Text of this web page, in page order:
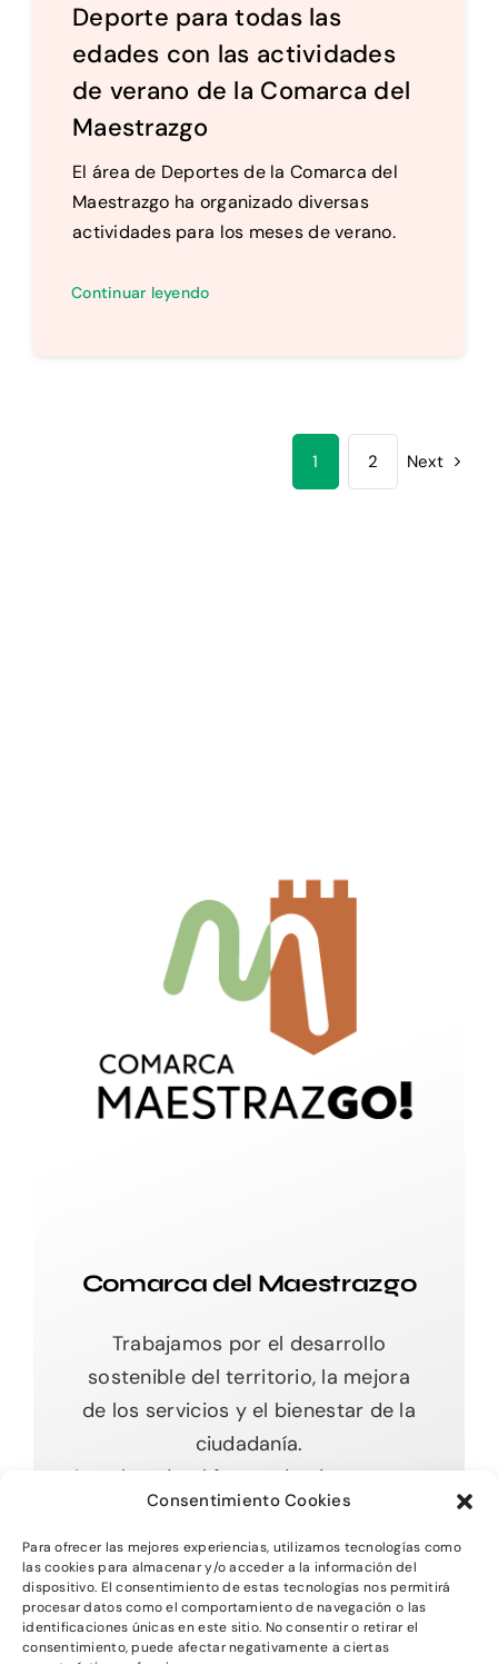
Consentimiento Cookies
Para ofrecer las mejores experiencias, utilizamos tecnologías como
las cookies para almacenar y/o acceder a la información del
dispositivo. El consentimiento de estas tecnologías nos permitirá
procesar datos como el comportamiento de navegación o las
identificaciones únicas en este sitio. No consentir o retirar el
consentimiento, puede afectar negativamente a ciertas
Deporte para todas las
edades con las actividades
de verano de la Comarca del
Maestrazgo
El área de Deportes de la Comarca del
Maestrazgo ha organizado diversas
actividades para los meses de verano.
Continuar leyendo
1 2 Next
Comarca del Maestrazgo
Trabajamos por el desarrollo
sostenible del territorio, la mejora
de los servicios y el bienestar de la
ciudadanía.
Impulsando el futuro desde nuestras
raíces.
Toggle
Navigation